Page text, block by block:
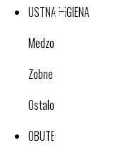
USTNA HIGIENA
Medzobne ščetke
Zobne ščetke
Ostalo
OBUTEV